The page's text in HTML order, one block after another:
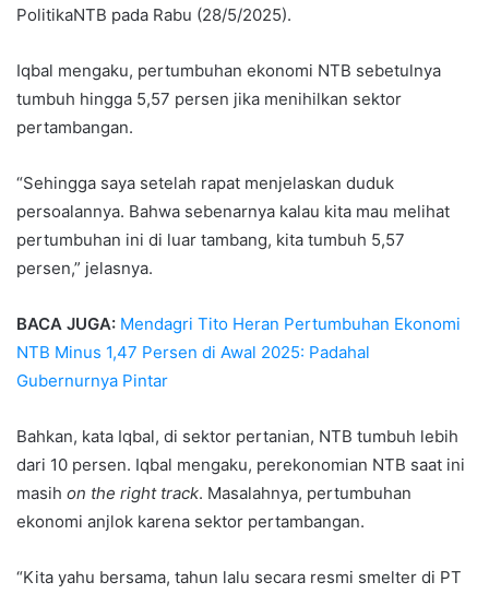
PolitikaNTB pada Rabu (28/5/2025).
Iqbal mengaku, pertumbuhan ekonomi NTB sebetulnya
tumbuh hingga 5,57 persen jika menihilkan sektor
pertambangan.
“Sehingga saya setelah rapat menjelaskan duduk
persoalannya. Bahwa sebenarnya kalau kita mau melihat
pertumbuhan ini di luar tambang, kita tumbuh 5,57
persen,” jelasnya.
BACA JUGA: Mendagri Tito Heran Pertumbuhan Ekonomi
NTB Minus 1,47 Persen di Awal 2025: Padahal
Gubernurnya Pintar
Bahkan, kata Iqbal, di sektor pertanian, NTB tumbuh lebih
dari 10 persen. Iqbal mengaku, perekonomian NTB saat ini
masih on the right track. Masalahnya, pertumbuhan
ekonomi anjlok karena sektor pertambangan.
“Kita yahu bersama, tahun lalu secara resmi smelter di PT